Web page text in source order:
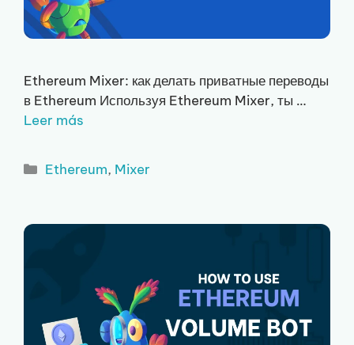
Ethereum Mixer: как делать приватные переводы
в Ethereum Используя Ethereum Mixer, ты …
Leer más
Рубрики
Ethereum, Mixer